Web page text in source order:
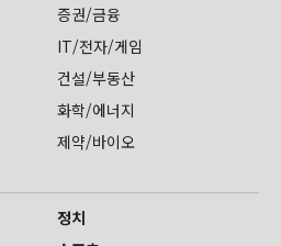
증권/금융
IT/전자/게임
건설/부동산
화학/에너지
제약/바이오
정치